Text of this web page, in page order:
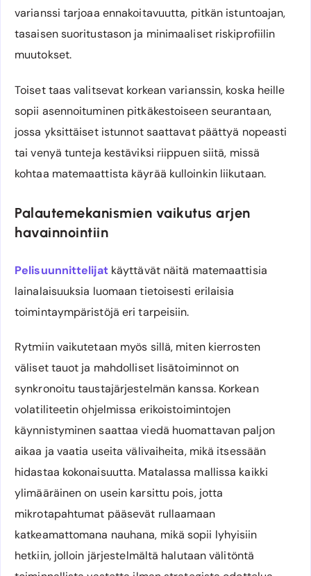
varianssi tarjoaa ennakoitavuutta, pitkän istuntoajan,
tasaisen suoritustason ja minimaaliset riskiprofiilin
muutokset.
Toiset taas valitsevat korkean varianssin, koska heille
sopii asennoituminen pitkäkestoiseen seurantaan,
jossa yksittäiset istunnot saattavat päättyä nopeasti
tai venyä tunteja kestäviksi riippuen siitä, missä
kohtaa matemaattista käyrää kulloinkin liikutaan.
Palautemekanismien vaikutus arjen
havainnointiin
Pelisuunnittelijatkäyttävät näitä matemaattisia
lainalaisuuksia luomaan tietoisesti erilaisia
toimintaympäristöjä eri tarpeisiin.
Rytmiin vaikutetaan myös sillä, miten kierrosten
väliset tauot ja mahdolliset lisätoiminnot on
synkronoitu taustajärjestelmän kanssa. Korkean
volatiliteetin ohjelmissa erikoistoimintojen
käynnistyminen saattaa viedä huomattavan paljon
aikaa ja vaatia useita välivaiheita, mikä itsessään
hidastaa kokonaisuutta. Matalassa mallissa kaikki
ylimääräinen on usein karsittu pois, jotta
mikrotapahtumat pääsevät rullaamaan
katkeamattomana nauhana, mikä sopii lyhyisiin
hetkiin, jolloin järjestelmältä halutaan välitöntä